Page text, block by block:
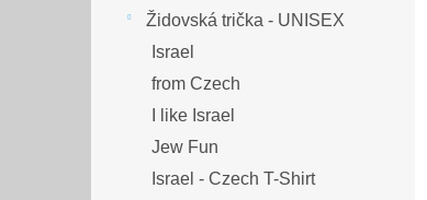
Židovská trička - UNISEX
Israel
from Czech
I like Israel
Jew Fun
Israel - Czech T-Shirt